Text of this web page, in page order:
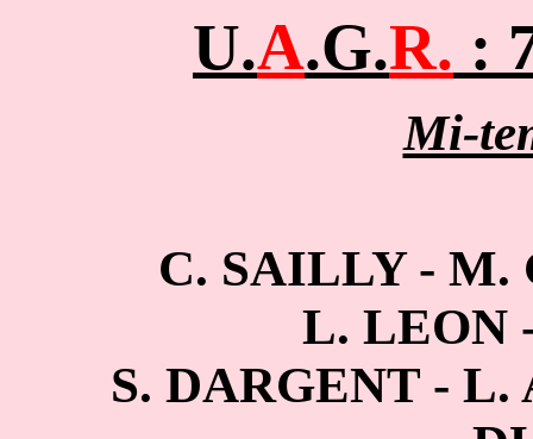
U.A.G.R. :
Mi-
C. SAILLY - M.
L. LEON
S. DARGENT -